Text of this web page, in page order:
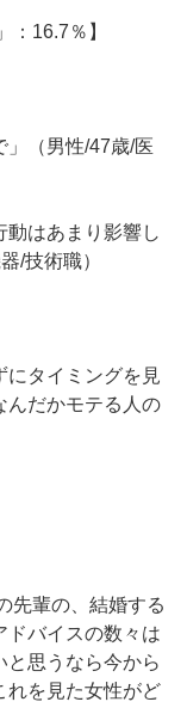
：16.7％】
」（男性/47歳/医
動はあまり影響し
/技術職）
にタイミングを見
んだかモテる人の
先輩の、結婚する
ドバイスの数々は
と思うなら今から
れを見た女性がど